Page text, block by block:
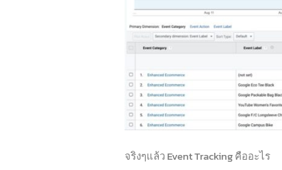
จริงๆแล้ว Event Tracking คืออะไร